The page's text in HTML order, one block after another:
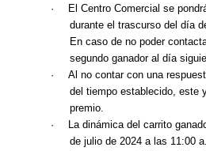
·
El Centro Comercial se
durante el trascurso del día
En caso de no poder
segundo ganador al día
·
Al no contar con una
del tiempo establecido, este
premio.
·
La dinámica del carrito
de julio de 2024 a las 11:00